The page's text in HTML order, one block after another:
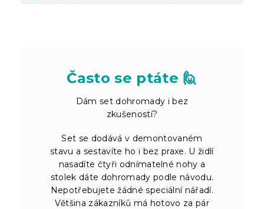
Často se ptáte 🙋
Dám set dohromady i bez
zkušeností?
Set se dodává v demontovaném
stavu a sestavíte ho i bez praxe. U židlí
nasadíte čtyři odnímatelné nohy a
stolek dáte dohromady podle návodu.
Nepotřebujete žádné speciální nářadí.
Většina zákazníků má hotovo za pár